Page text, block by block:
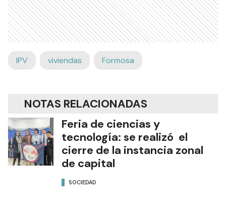
IPV viviendas Formosa
NOTAS RELACIONADAS
Feria de ciencias y
tecnología: se realizó el
cierre de la instancia zonal
de capital
SOCIEDAD